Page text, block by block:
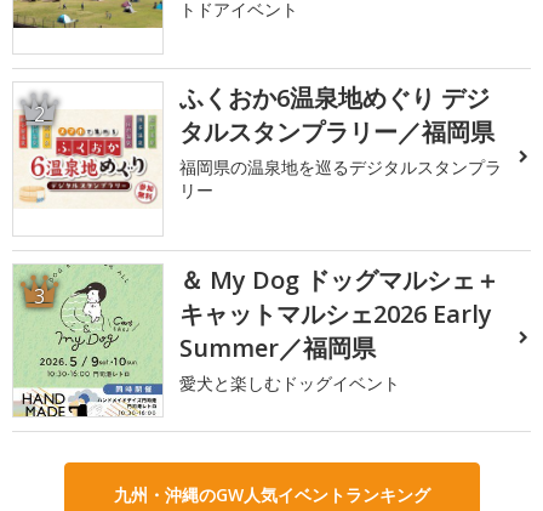
トドアイベント
2
ふくおか6温泉地めぐり デジ
タルスタンプラリー／福岡県
福岡県の温泉地を巡るデジタルスタンプラ
リー
3
＆ My Dog ドッグマルシェ＋
キャットマルシェ2026 Early
Summer／福岡県
愛犬と楽しむドッグイベント
九州・沖縄のGW人気イベントランキング